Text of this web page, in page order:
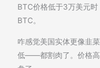
BTC价格低于3万美元
BTC。
咋感觉美国实体更像韭
低——都割肉了。价格